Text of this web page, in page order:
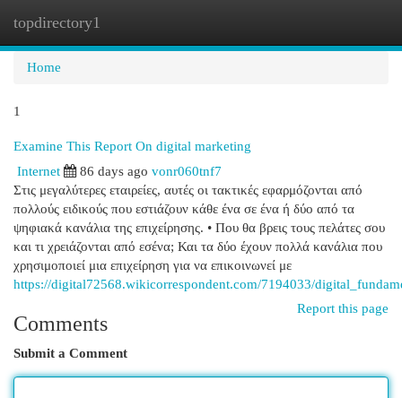
topdirectory1
Home
1
Examine This Report On digital marketing
Internet
86 days ago vonr060tnf7
Στις μεγαλύτερες εταιρείες, αυτές οι τακτικές εφαρμόζονται από
πολλούς ειδικούς που εστιάζουν κάθε ένα σε ένα ή δύο από τα
ψηφιακά κανάλια της επιχείρησης. • Που θα βρεις τους πελάτες σου
και τι χρειάζονται από εσένα; Και τα δύο έχουν πολλά κανάλια που
χρησιμοποιεί μια επιχείρηση για να επικοινωνεί με
https://digital72568.wikicorrespondent.com/7194033/
Report this page
Comments
Submit a Comment